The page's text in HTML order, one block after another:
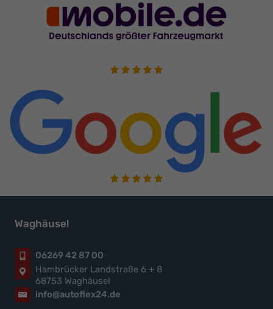
Waghäusel
06269 42 87 00
Hambrücker Landstraße 6 + 8
68753 Waghäusel
info@autoflex24.de